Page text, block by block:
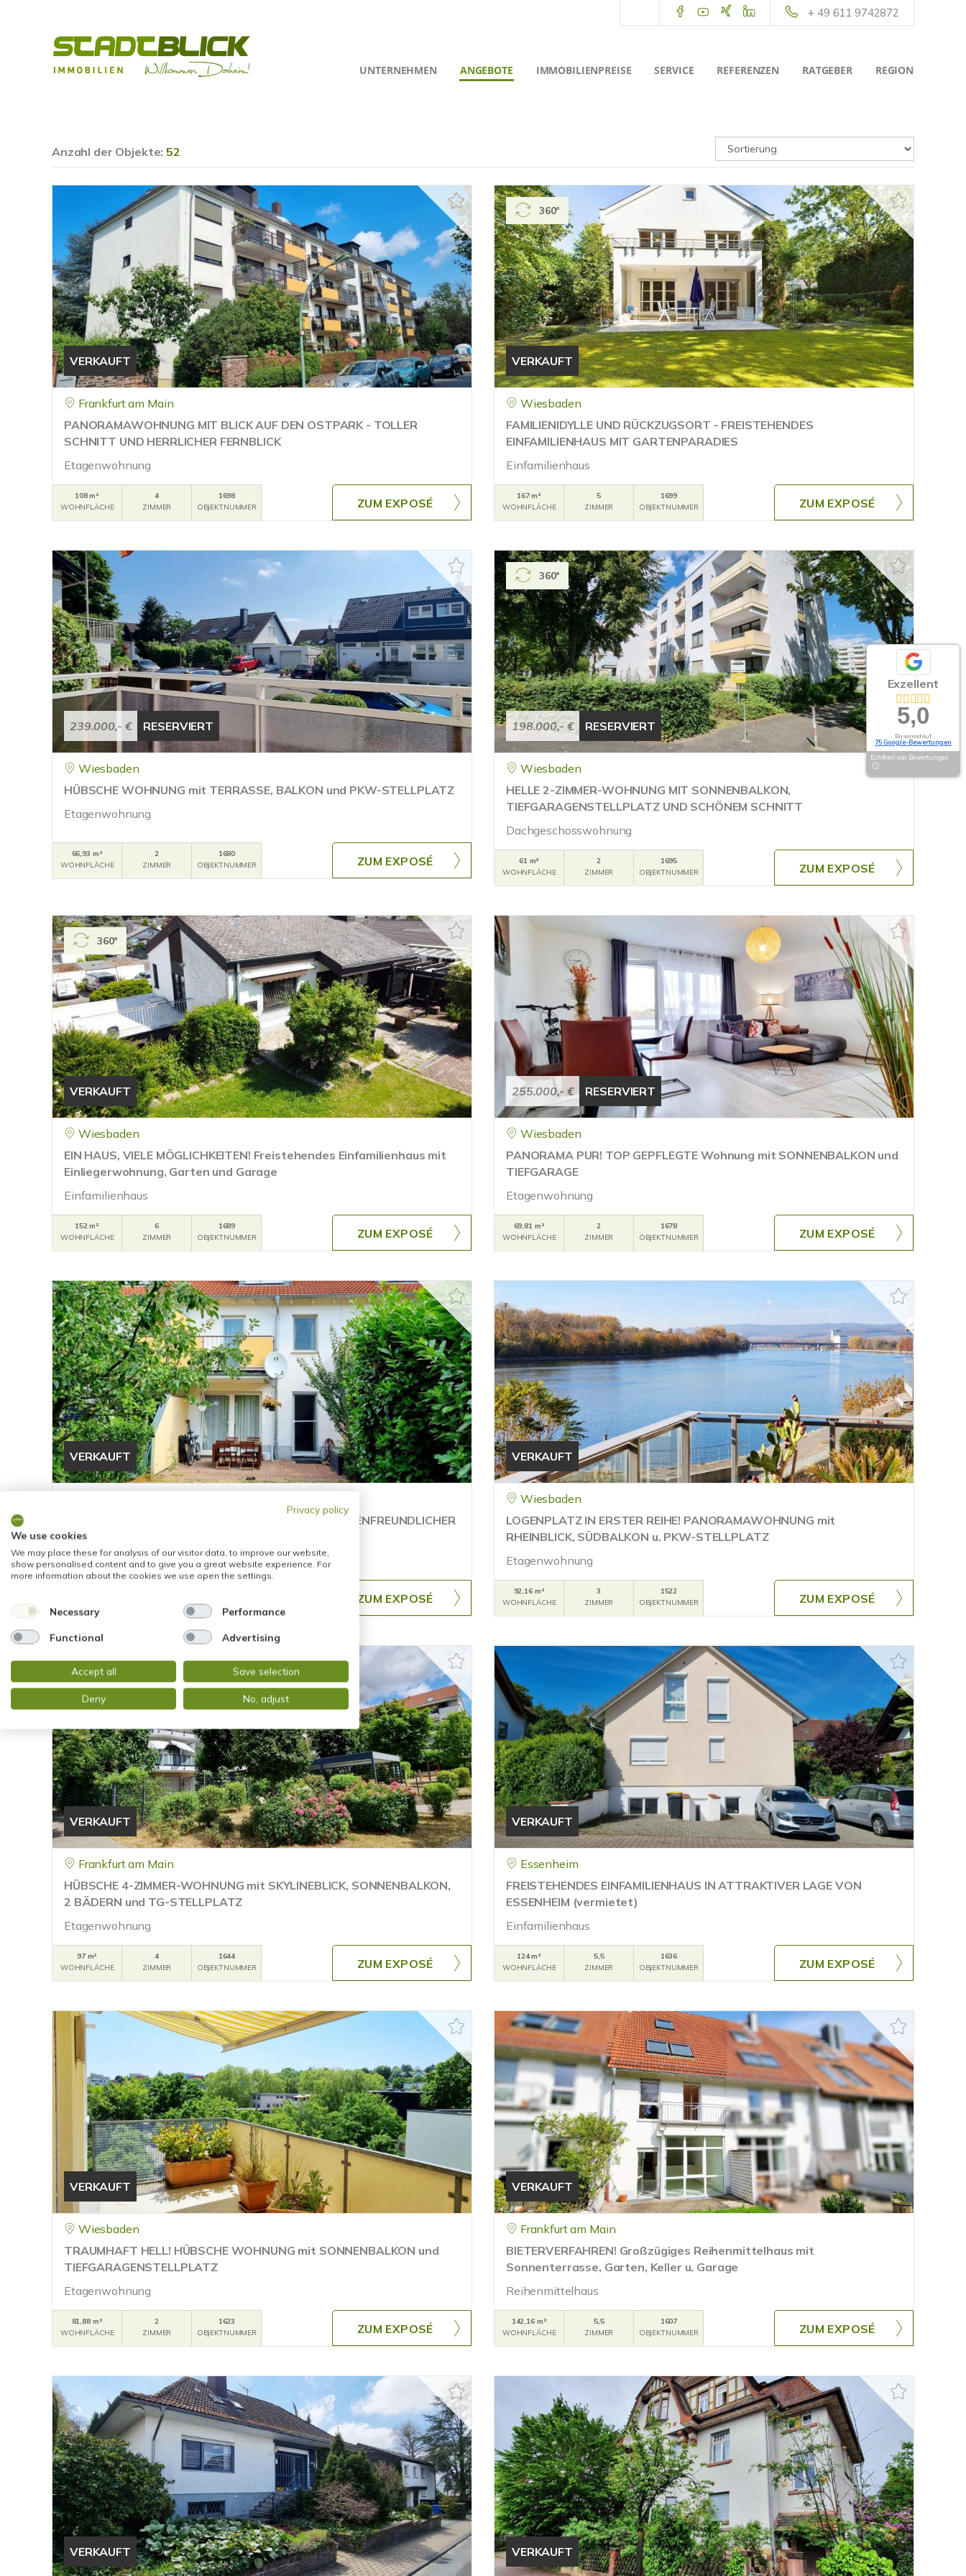
+ 49 611 9742872
UNTERNEHMEN ANGEBOTE IMMOBILIENPREISE SERVICE REFERENZEN RATGEBER REGION
Anzahl der Objekte:52
VERKAUFT
Frankfurt am Main
PANORAMAWOHNUNG MIT BLICK AUF DEN OSTPARK - TOLLER
SCHNITT UND HERRLICHER FERNBLICK
Etagenwohnung
108 m²
WOHNFLÄCHE
4
ZIMMER
1698
OBJEKTNUMMER
ZUM EXPOSÉ
VERKAUFT
360°
Wiesbaden
FAMILIENIDYLLE UND RÜCKZUGSORT - FREISTEHENDES
EINFAMILIENHAUS MIT GARTENPARADIES
Einfamilienhaus
167 m²
WOHNFLÄCHE
5
ZIMMER
1699
OBJEKTNUMMER
ZUM EXPOSÉ
239.000,- € RESERVIERT
Wiesbaden
HÜBSCHE WOHNUNG mit TERRASSE, BALKON und PKW-STELLPLATZ
Etagenwohnung
66,93 m²
WOHNFLÄCHE
2
ZIMMER
1680
OBJEKTNUMMER
ZUM EXPOSÉ
198.000,- € RESERVIERT
360°
Wiesbaden
HELLE 2-ZIMMER-WOHNUNG MIT SONNENBALKON,
TIEFGARAGENSTELLPLATZ UND SCHÖNEM SCHNITT
Dachgeschosswohnung
61 m²
WOHNFLÄCHE
2
ZIMMER
1695
OBJEKTNUMMER
ZUM EXPOSÉ
VERKAUFT
360°
Wiesbaden
EIN HAUS, VIELE MÖGLICHKEITEN! Freistehendes Einfamilienhaus mit
Einliegerwohnung, Garten und Garage
Einfamilienhaus
152 m²
WOHNFLÄCHE
6
ZIMMER
1689
OBJEKTNUMMER
ZUM EXPOSÉ
255.000,- € RESERVIERT
Wiesbaden
PANORAMA PUR! TOP GEPFLEGTE Wohnung mit SONNENBALKON und
TIEFGARAGE
Etagenwohnung
69,81 m²
WOHNFLÄCHE
2
ZIMMER
1678
OBJEKTNUMMER
ZUM EXPOSÉ
VERKAUFT
GEPFLEGTES REIHENHAUS MIT VIEL PLATZ IN FAMILIENFREUNDLICHER
LAGE
Reihenmittelhaus
OBJEKTNUMMER
ZUM EXPOSÉ
VERKAUFT
Wiesbaden
LOGENPLATZ IN ERSTER REIHE! PANORAMAWOHNUNG mit
RHEINBLICK, SÜDBALKON u. PKW-STELLPLATZ
Etagenwohnung
92,16 m²
WOHNFLÄCHE
3
ZIMMER
1522
OBJEKTNUMMER
ZUM EXPOSÉ
VERKAUFT
Frankfurt am Main
HÜBSCHE 4-ZIMMER-WOHNUNG mit SKYLINEBLICK, SONNENBALKON,
2 BÄDERN und TG-STELLPLATZ
Etagenwohnung
97 m²
WOHNFLÄCHE
4
ZIMMER
1644
OBJEKTNUMMER
ZUM EXPOSÉ
VERKAUFT
Essenheim
FREISTEHENDES EINFAMILIENHAUS IN ATTRAKTIVER LAGE VON
ESSENHEIM (vermietet)
Einfamilienhaus
124 m²
WOHNFLÄCHE
5,5
ZIMMER
1636
OBJEKTNUMMER
ZUM EXPOSÉ
VERKAUFT
Wiesbaden
TRAUMHAFT HELL! HÜBSCHE WOHNUNG mit SONNENBALKON und
TIEFGARAGENSTELLPLATZ
Etagenwohnung
81,88 m²
WOHNFLÄCHE
2
ZIMMER
1623
OBJEKTNUMMER
ZUM EXPOSÉ
VERKAUFT
Frankfurt am Main
BIETERVERFAHREN! Großzügiges Reihenmittelhaus mit
Sonnenterrasse, Garten, Keller u. Garage
Reihenmittelhaus
142,16 m²
WOHNFLÄCHE
5,5
ZIMMER
1607
OBJEKTNUMMER
ZUM EXPOSÉ
VERKAUFT VERKAUFT
Exzellent
5,0
Basierend auf
75 Google-Bewertungen
Echtheit von Bewertungen
Privacy policy
We use cookies
We may place these for analysis of our visitor data, to improve our website,
show personalised content and to give you a great website experience. For
more information about the cookies we use open the settings.
Necessary Performance
Functional Advertising
Accept all Save selection
Deny No, adjust